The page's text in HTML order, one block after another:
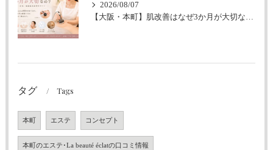
2026/08/07
【大阪・本町】肌改善はなぜ3か月が大切なの？｜シミ・肝斑・敏感肌改善専門サロン
タグ Tags
本町 エステ コンセプト
本町のエステ･La beauté éclatの口コミ情報